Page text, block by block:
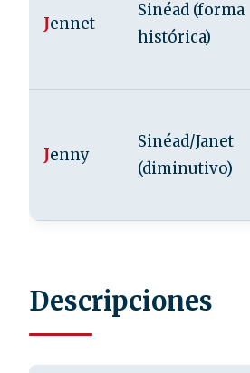
Jennet
Sinéad (forma
histórica)
Jenny
Sinéad/Janet
(diminutivo)
Descripciones